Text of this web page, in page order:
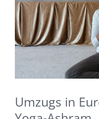
Umzugs in